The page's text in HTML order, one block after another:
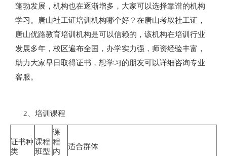
蓬勃发展，机构也在逐渐增多，大家可以选择靠谱的机构
学习。唐山社工证培训机构哪个好？在唐山考取社工证，
唐山优路教育培训机构是可以信赖的，该机构在培训行业
发展多年，校区遍布全国，办学实力强，师资经验丰富，
助力大家早日取得证书，想学习的朋友可以详细咨询专业
客服。
2、培训课程
证书种
类
课程
班型
课
程
内
适合群体